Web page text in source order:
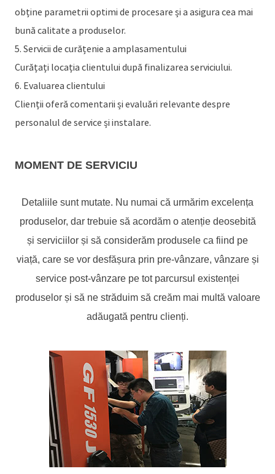
obține parametrii optimi de procesare și a asigura cea mai
bună calitate a produselor.
5. Servicii de curățenie a amplasamentului
Curățați locația clientului după finalizarea serviciului.
6. Evaluarea clientului
Clienții oferă comentarii și evaluări relevante despre
personalul de service și instalare.
MOMENT DE SERVICIU
Detaliile sunt mutate. Nu numai că urmărim excelența
produselor, dar trebuie să acordăm o atenție deosebită
și serviciilor și să considerăm produsele ca fiind pe
viață, care se vor desfășura prin pre-vânzare, vânzare și
service post-vânzare pe tot parcursul existenței
produselor și să ne străduim să creăm mai multă valoare
adăugată pentru clienți.